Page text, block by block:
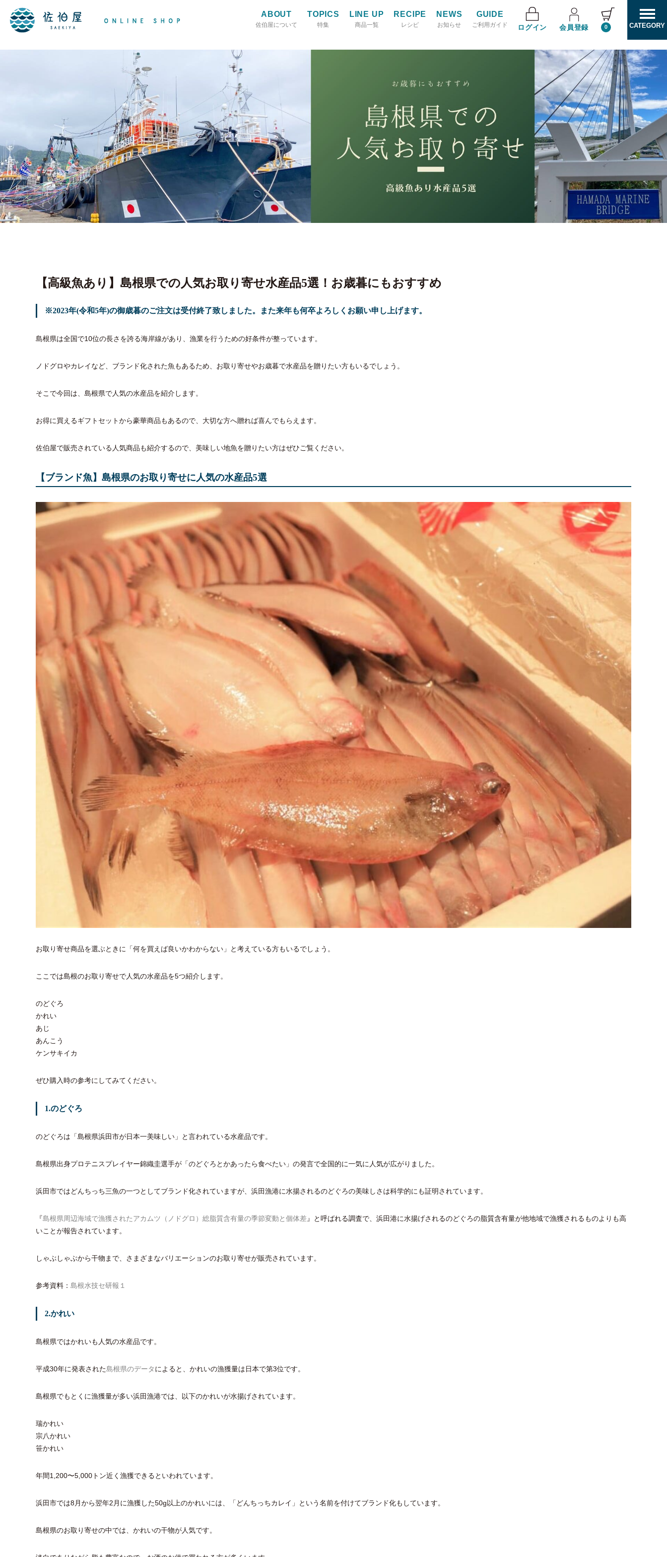
ABOUT
佐伯屋について
TOPICS
特集
LINE UP
商品一覧
RECIPE
レシピ
NEWS
お知らせ
GUIDE
ご利用ガイド ログイン 会員登録 0 CATEGORY
【高級魚あり】島根県での人気お取り寄せ水産品5選！お歳暮にもおすすめ
※2023年(令和5年)の御歳暮のご注文は受付終了致しました。また来年も何卒よろしくお願い申し上げます。
島根県は全国で10位の長さを誇る海岸線があり、漁業を行うための好条件が整っています。
ノドグロやカレイなど、ブランド化された魚もあるため、お取り寄せやお歳暮で水産品を贈りたい方もいるでしょう。
そこで今回は、島根県で人気の水産品を紹介します。
お得に買えるギフトセットから豪華商品もあるので、大切な方へ贈れば喜んでもらえます。
佐伯屋で販売されている人気商品も紹介するので、美味しい地魚を贈りたい方はぜひご覧ください。
【ブランド魚】島根県のお取り寄せに人気の水産品5選
お取り寄せ商品を選ぶときに「何を買えば良いかわからない」と考えている方もいるでしょう。
ここでは島根のお取り寄せで人気の水産品を5つ紹介します。
のどぐろ
かれい
あじ
あんこう
ケンサキイカ
ぜひ購入時の参考にしてみてください。
1.のどぐろ
のどぐろは「島根県浜田市が日本一美味しい」と言われている水産品です。
島根県出身プロテニスプレイヤー錦織圭選手が「のどぐろとかあったら食べたい」の発言で全国的に一気に人気が広がりました。
浜田市ではどんちっち三魚の一つとしてブランド化されていますが、浜田漁港に水揚されるのどぐろの美味しさは科学的にも証明されています。
『島根県周辺海域で漁獲されたアカムツ（ノドグロ）総脂質含有量の季節変動と個体差』と呼ばれる調査で、浜田港に水揚げされるのどぐろの脂質含有量が他地域で漁獲されるものよりも高
いことが報告されています。
しゃぶしゃぶから干物まで、さまざまなバリエーションのお取り寄せが販売されています。
参考資料： 島根水技セ研報１
2.かれい
島根県ではかれいも人気の水産品です。
平成30年に発表された島根県のデータによると、かれいの漁獲量は日本で第3位です。
島根県でもとくに漁獲量が多い浜田漁港では、以下のかれいが水揚げされています。
瑞かれい
宗八かれい
笹かれい
年間1,200〜5,000トン近く漁獲できるといわれています。
浜田市では8月から翌年2月に漁獲した50g以上のかれいには、「どんちっちカレイ」という名前を付けてブランド化もしています。
島根県のお取り寄せの中では、かれいの干物が人気です。